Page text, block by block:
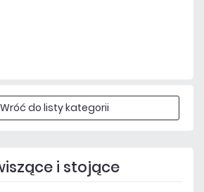
Wróć do listy kategorii
i stojące